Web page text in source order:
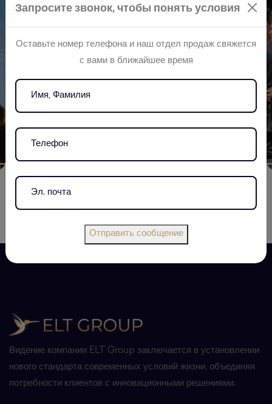
Видение компании ELT Group заключается в установлении
нового стандарта современных условий жизни, объединяя
потребности клиентов с инновационными решениями.
Запросите звонок, чтобы понять условия
Оставьте номер телефона и наш отдел продаж свяжется
с вами в ближайшее время
Отправить сообщение